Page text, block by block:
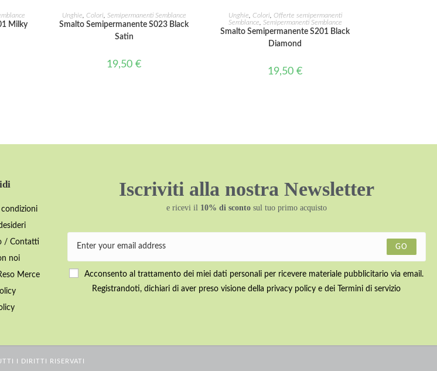
Milky
AGGIUNGI AL CARRELLO
Unghie Colori Semipermanenti Semblance
Smalto Semipermanente S023 Black
Satin
19,50 €
AGGIUNGI AL CARRELLO
Unghie Colori Offerte semipermanenti
Semblance
Semipermanenti Semblance
Smalto Semipermanente S201 Black
Diamond
19,50 €
condizioni
/ Contatti
noi
Merce
Iscriviti alla nostra Newsletter
e ricevi il 10% di sconto sul tuo primo acquisto
GO
Acconsento al trattamento dei miei dati personali per ricevere materiale pubblicitario via email.
Registrandoti, dichiari di aver preso visione della privacy policy e dei Termini di servizio
I DIRITTI RISERVATI